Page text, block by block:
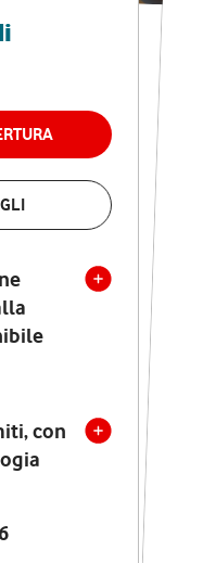
con
CLUB
COPERTURA
alla
limiti, con
Wi-Fi 7
verso
e mobili